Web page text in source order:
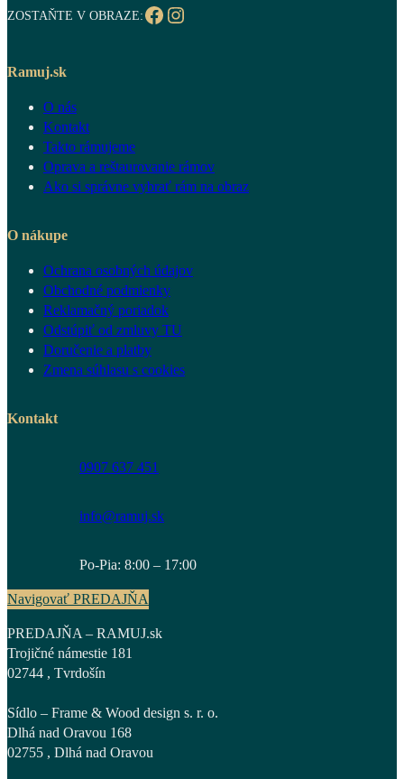
ZOSTAŇTE V OBRAZE:Facebook Instagram
Ramuj.sk
O nás
Kontakt
Takto rámujeme
Oprava a reštaurovanie rámov
Ako si správne vybrať rám na obraz
O nákupe
Ochrana osobných údajov
Obchodné podmienky
Reklamačný poriadok
Odstúpiť od zmluvy TU
Doručenie a platby
Zmena súhlasu s cookies
Kontakt
0907 637 451
info@ramuj.sk
Po-Pia: 8:00 – 17:00
Navigovať PREDAJŇA
PREDAJŇA – RAMUJ.sk
Trojičné námestie 181
02744 , Tvrdošín
Sídlo – Frame & Wood design s. r. o.
Dlhá nad Oravou 168
02755 , Dlhá nad Oravou